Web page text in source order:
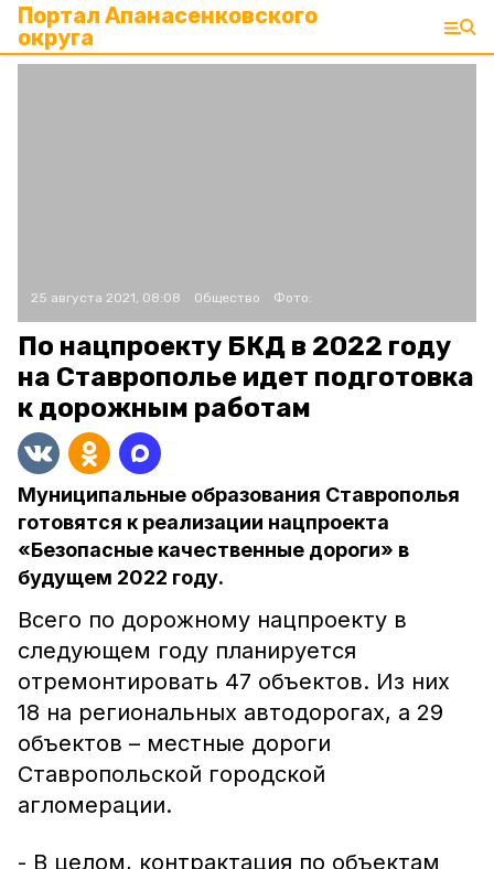
Портал Апанасенковского
округа
25 августа 2021, 08:08 Общество Фото:
По нацпроекту БКД в 2022 году
на Ставрополье идет подготовка
к дорожным работам
Муниципальные образования Ставрополья
готовятся к реализации нацпроекта
«Безопасные качественные дороги» в
будущем 2022 году.
Всего по дорожному нацпроекту в
следующем году планируется
отремонтировать 47 объектов. Из них
18 на региональных автодорогах, а 29
объектов – местные дороги
Ставропольской городской
агломерации.
- В целом, контрактация по объектам